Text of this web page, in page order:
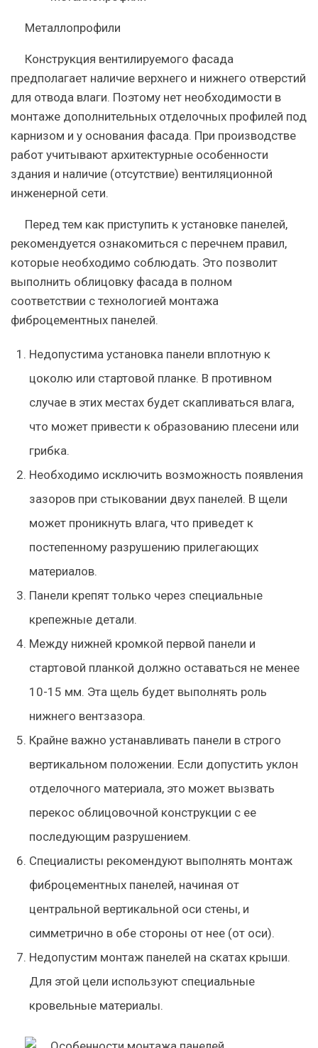
Металлопрофили
Конструкция вентилируемого фасада
предполагает наличие верхнего и нижнего отверстий
для отвода влаги. Поэтому нет необходимости в
монтаже дополнительных отделочных профилей под
карнизом и у основания фасада. При производстве
работ учитывают архитектурные особенности
здания и наличие (отсутствие) вентиляционной
инженерной сети.
Перед тем как приступить к установке панелей,
рекомендуется ознакомиться с перечнем правил,
которые необходимо соблюдать. Это позволит
выполнить облицовку фасада в полном
соответствии с технологией монтажа
фиброцементных панелей.
Недопустима установка панели вплотную к
цоколю или стартовой планке. В противном
случае в этих местах будет скапливаться влага,
что может привести к образованию плесени или
грибка.
Необходимо исключить возможность появления
зазоров при стыковании двух панелей. В щели
может проникнуть влага, что приведет к
постепенному разрушению прилегающих
материалов.
Панели крепят только через специальные
крепежные детали.
Между нижней кромкой первой панели и
стартовой планкой должно оставаться не менее
10-15 мм. Эта щель будет выполнять роль
нижнего вентзазора.
Крайне важно устанавливать панели в строго
вертикальном положении. Если допустить уклон
отделочного материала, это может вызвать
перекос облицовочной конструкции с ее
последующим разрушением.
Специалисты рекомендуют выполнять монтаж
фиброцементных панелей, начиная от
центральной вертикальной оси стены, и
симметрично в обе стороны от нее (от оси).
Недопустим монтаж панелей на скатах крыши.
Для этой цели используют специальные
кровельные материалы.